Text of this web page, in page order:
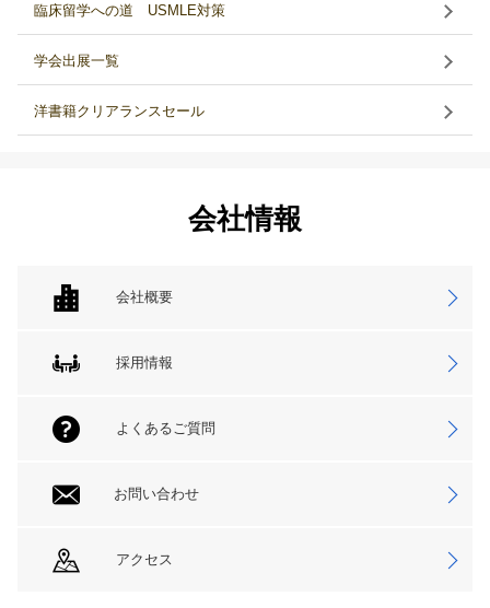
臨床留学への道 USMLE対策
学会出展一覧
洋書籍クリアランスセール
会社情報
会社概要
採用情報
よくあるご質問
お問い合わせ
アクセス